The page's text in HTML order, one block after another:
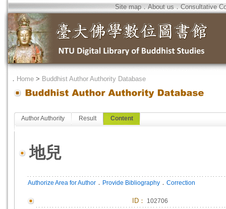
Site map．About us．Consultative
． Home > Buddhist Author Authority Database
Author Authority Result Content
地兒
Authorize Area for Author ． Provide Bibliography ． Correction
ID ： 102706